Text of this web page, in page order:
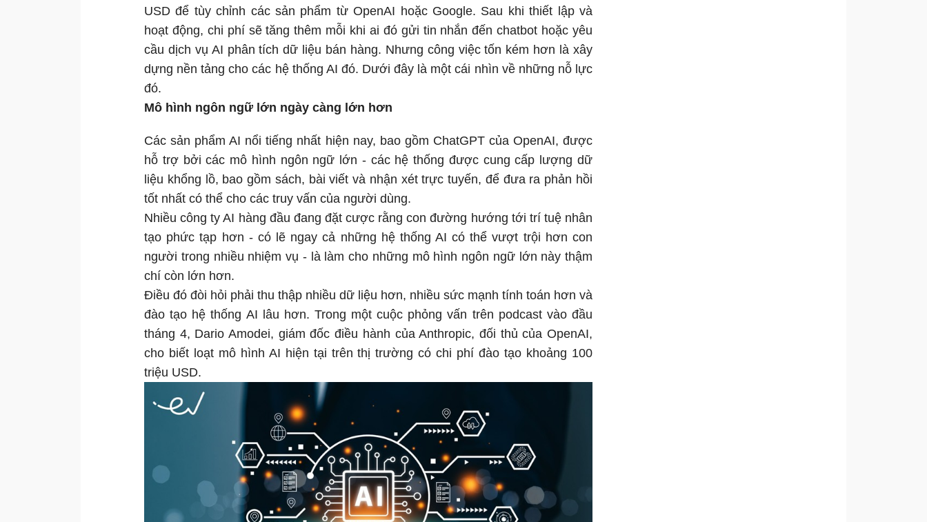
USD để tùy chỉnh các sản phẩm từ OpenAI hoặc Google. Sau khi thiết lập và
hoạt động, chi phí sẽ tăng thêm mỗi khi ai đó gửi tin nhắn đến chatbot hoặc yêu
cầu dịch vụ AI phân tích dữ liệu bán hàng. Nhưng công việc tốn kém hơn là xây
dựng nền tảng cho các hệ thống AI đó. Dưới đây là một cái nhìn về những nỗ lực
đó.
Mô hình ngôn ngữ lớn ngày càng lớn hơn
Các sản phẩm AI nổi tiếng nhất hiện nay, bao gồm ChatGPT của OpenAI, được
hỗ trợ bởi các mô hình ngôn ngữ lớn - các hệ thống được cung cấp lượng dữ
liệu khổng lồ, bao gồm sách, bài viết và nhận xét trực tuyến, để đưa ra phản hồi
tốt nhất có thể cho các truy vấn của người dùng.
Nhiều công ty AI hàng đầu đang đặt cược rằng con đường hướng tới trí tuệ nhân
tạo phức tạp hơn - có lẽ ngay cả những hệ thống AI có thể vượt trội hơn con
người trong nhiều nhiệm vụ - là làm cho những mô hình ngôn ngữ lớn này thậm
chí còn lớn hơn.
Điều đó đòi hỏi phải thu thập nhiều dữ liệu hơn, nhiều sức mạnh tính toán hơn và
đào tạo hệ thống AI lâu hơn. Trong một cuộc phỏng vấn trên podcast vào đầu
tháng 4, Dario Amodei, giám đốc điều hành của Anthropic, đối thủ của OpenAI,
cho biết loạt mô hình AI hiện tại trên thị trường có chi phí đào tạo khoảng 100
triệu USD.